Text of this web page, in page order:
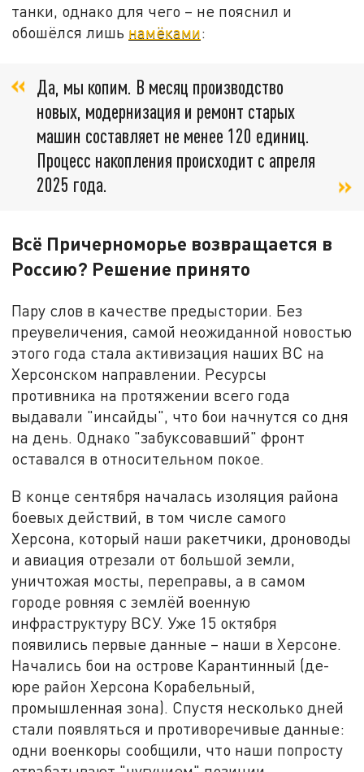
танки, однако для чего – не пояснил и
обошёлся лишь намёками:
Да, мы копим. В месяц производство
новых, модернизация и ремонт старых
машин составляет не менее 120 единиц.
Процесс накопления происходит с апреля
2025 года.
Всё Причерноморье возвращается в
Россию? Решение принято
Пару слов в качестве предыстории. Без
преувеличения, самой неожиданной новостью
этого года стала активизация наших ВС на
Херсонском направлении. Ресурсы
противника на протяжении всего года
выдавали "инсайды", что бои начнутся со дня
на день. Однако "забуксовавший" фронт
оставался в относительном покое.
В конце сентября началась изоляция района
боевых действий, в том числе самого
Херсона, который наши ракетчики, дроноводы
и авиация отрезали от большой земли,
уничтожая мосты, переправы, а в самом
городе ровняя с землёй военную
инфраструктуру ВСУ. Уже 15 октября
появились первые данные – наши в Херсоне.
Начались бои на острове Карантинный (де-
юре район Херсона Корабельный,
промышленная зона). Спустя несколько дней
стали появляться и противоречивые данные:
одни военкоры сообщили, что наши попросту